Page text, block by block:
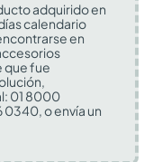
adquirido en
calendario
en
que fue
01 8000
o envía un